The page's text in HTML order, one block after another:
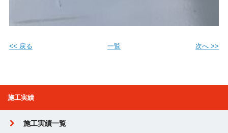
<< 戻る 一覧 次へ >>
施工実績
施工実績一覧